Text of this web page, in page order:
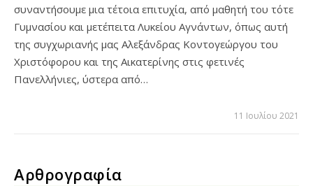
συναντήσουμε μια τέτοια επιτυχία, από μαθητή του τότε
Γυμνασίου και μετέπειτα Λυκείου Αγνάντων, όπως αυτή
της συγχωριανής μας Αλεξάνδρας Κοντογεώργου του
Χριστόφορου και της Αικατερίνης στις φετινές
Πανελλήνιες, ύστερα από…
11 Ιουλίου 2021
Αρθρογραφία